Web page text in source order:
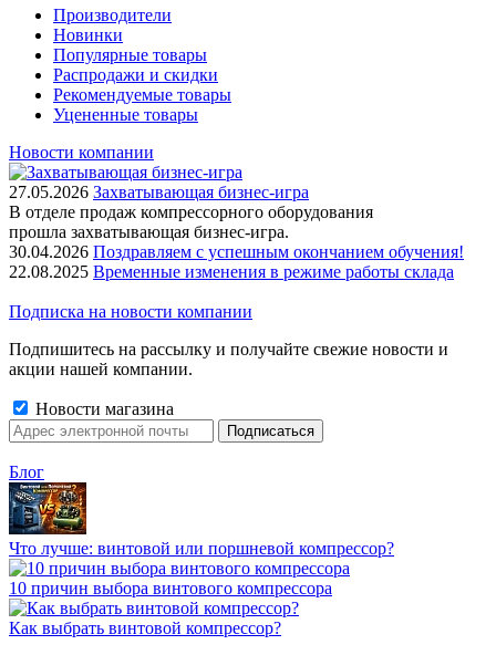
Производители
Новинки
Популярные товары
Распродажи и скидки
Рекомендуемые товары
Уцененные товары
Новости компании
27.05.2026 Захватывающая бизнес-игра
В отделе продаж компрессорного оборудования
прошла захватывающая бизнес-игра.
30.04.2026 Поздравляем с успешным окончанием обучения!
22.08.2025 Временные изменения в режиме работы склада
Подписка на новости компании
Подпишитесь на рассылку и получайте свежие новости и
акции нашей компании.
Новости магазина
Блог
Что лучше: винтовой или поршневой компрессор?
10 причин выбора винтового компрессора
Как выбрать винтовой компрессор?